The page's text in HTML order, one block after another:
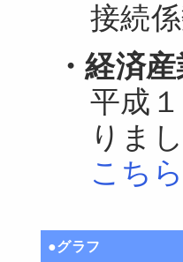
接続
・経済
平成
りまし
こちら
●グラフ